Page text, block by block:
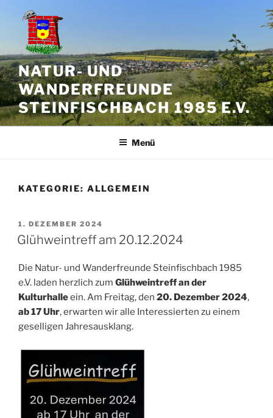
Inhalt
springen
NATUR- UND
WANDERFREUNDE
STEINFISCHBACH 1985 E.V.
Menü
KATEGORIE: ALLGEMEIN
VERÖFFENTLICHT
AM
1. DEZEMBER 2024
Glühweintreff am 20.12.2024
Die Natur- und Wanderfreunde Steinfischbach 1985
e.V. laden herzlich zum Glühweintreffan der
Kulturhalleein. Am Freitag, den 20. Dezember 2024,
ab 17 Uhr, erwarten wir alle Interessierten zu einem
geselligen Jahresausklang.